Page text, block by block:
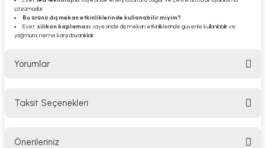
çözümüdür.
Bu ürünü dış mekan etkinliklerinde kullanabilir miyim?
Evet, silikon kaplaması sayesinde dış mekan etkinliklerinde güvenle kullanılabilir ve
yağmura, neme karşı dayanıklıdır.
Yorumlar
Taksit Seçenekleri
Önerileriniz